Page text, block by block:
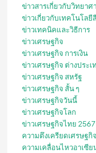
ข่าวสารเกี่ยวกับวิทยาศ
ข่าวเกี่ยวกับเทคโนโลยี
ข่าวเทคนิคและวิธีการ
ข่าวเศรษฐกิจ
ข่าวเศรษฐกิจ การเงิน
ข่าวเศรษฐกิจ ต่างประเ
ข่าวเศรษฐกิจ สหรัฐ
ข่าวเศรษฐกิจ สั้น ๆ
ข่าวเศรษฐกิจวันนี้
ข่าวเศรษฐกิจโลก
ข่าวเศรษฐกิจไทย
ความตึงเครียดเศรษฐกิจ
ความเคลื่อนไหวอาเซีย